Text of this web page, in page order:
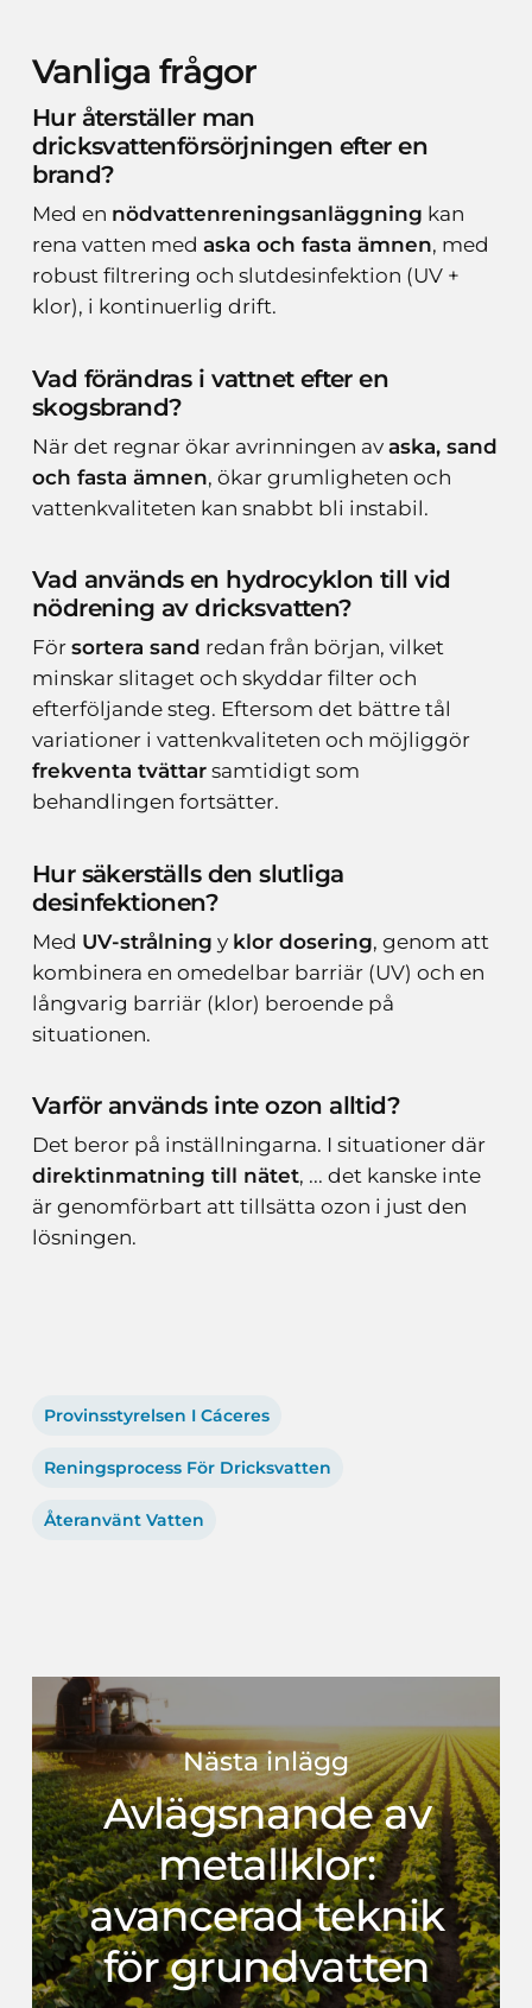
Vanliga frågor
Hur återställer man
dricksvattenförsörjningen efter en
brand?
Med en nödvattenreningsanläggning kan
rena vatten med aska och fasta ämnen, med
robust filtrering och slutdesinfektion (UV +
klor), i kontinuerlig drift.
Vad förändras i vattnet efter en
skogsbrand?
När det regnar ökar avrinningen av aska, sand
och fasta ämnen, ökar grumligheten och
vattenkvaliteten kan snabbt bli instabil.
Vad används en hydrocyklon till vid
nödrening av dricksvatten?
För sortera sand redan från början, vilket
minskar slitaget och skyddar filter och
efterföljande steg. Eftersom det bättre tål
variationer i vattenkvaliteten och möjliggör
frekventa tvättarsamtidigt som
behandlingen fortsätter.
Hur säkerställs den slutliga
desinfektionen?
Med UV-strålning y klor dosering, genom att
kombinera en omedelbar barriär (UV) och en
långvarig barriär (klor) beroende på
situationen.
Varför används inte ozon alltid?
Det beror på inställningarna. I situationer där
direktinmatning till nätet, ... det kanske inte
är genomförbart att tillsätta ozon i just den
lösningen.
Provinsstyrelsen I Cáceres
Reningsprocess För Dricksvatten
Återanvänt Vatten
Nästa inlägg
Avlägsnande av
metallklor:
avancerad teknik
för grundvatten